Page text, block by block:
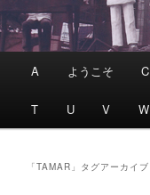
A ようこそ C
T U V W
「TAMAR 」タグアーカイブ